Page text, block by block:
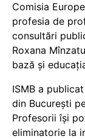
Comisia
profesia de
consultări
Roxana
bază și
ISMB a
din București
Profesorii își
eliminatorie la